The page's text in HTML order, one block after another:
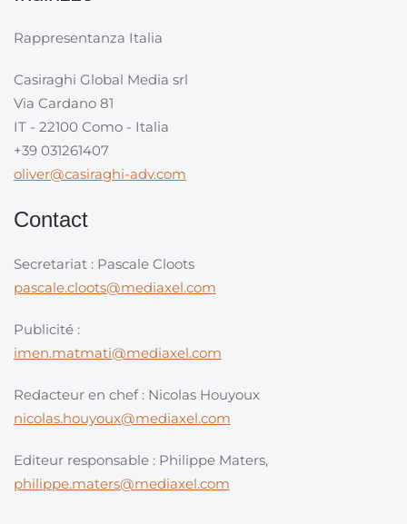
Rappresentanza Italia
Casiraghi Global Media srl
Via Cardano 81
IT - 22100 Como - Italia
+39 031261407
oliver@casiraghi-adv.com
Contact
Secretariat : Pascale Cloots
pascale.cloots@mediaxel.com
Publicité :
imen.matmati@mediaxel.com
Redacteur en chef : Nicolas Houyoux
nicolas.houyoux@mediaxel.com
Editeur responsable : Philippe Maters,
philippe.maters@mediaxel.com